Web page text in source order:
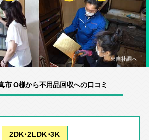
※自社調べ
市 O様から不用品回収への口コミ
2DK･2LDK･3K